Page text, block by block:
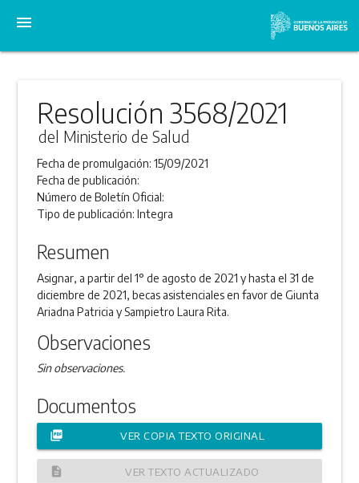
menu
Resolución 3568/2021
del Ministerio de Salud
Fecha de promulgación:15/09/2021
Fecha de publicación:
Número de Boletín Oficial:
Tipo de publicación:Integra
Resumen
Asignar, a partir del 1° de agosto de 2021 y hasta el 31 de
diciembre de 2021, becas asistenciales en favor de Giunta
Ariadna Patricia y Sampietro Laura Rita.
Observaciones
Sin observaciones.
Documentos
picture_as_pdf VER COPIA TEXTO ORIGINAL
description VER TEXTO ACTUALIZADO